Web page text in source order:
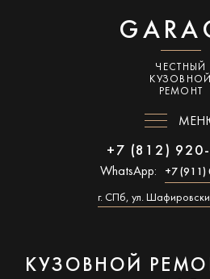
ЧЕСТНЫЙ
КУЗОВНОЙ
РЕМОНТ
+7 (812)
WhatsApp: +7 (911)
г. СПб, ул.
КУЗОВНОЙ